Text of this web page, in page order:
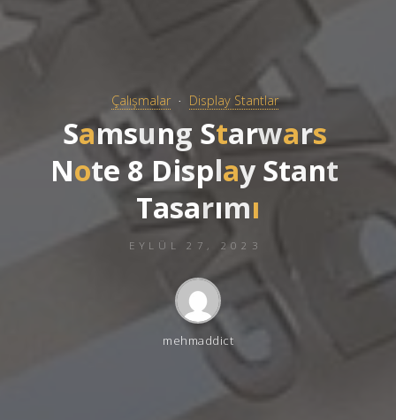
Çalışmalar Display Stantlar
Samsung Starwars
Note 8 Display Stant
Tasarımı
EYLÜL 27, 2023
mehmaddict